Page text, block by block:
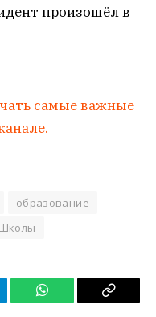
произошёл в
самые важные
образование
Школы
WhatsApp Copy